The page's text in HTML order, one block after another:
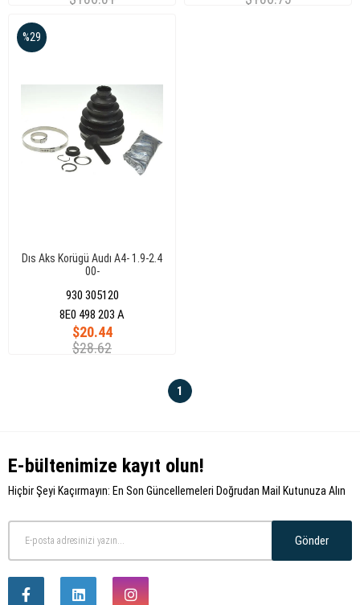
Dıs Aks Korügü Audı A4- 1.9-2.4
00-
930 305120
$20.44
$28.62
%29
8E0 498 203 A
1
E-bültenimize kayıt olun!
Hiçbir Şeyi Kaçırmayın: En Son Güncellemeleri Doğrudan Mail Kutunuza Alın
Gönder